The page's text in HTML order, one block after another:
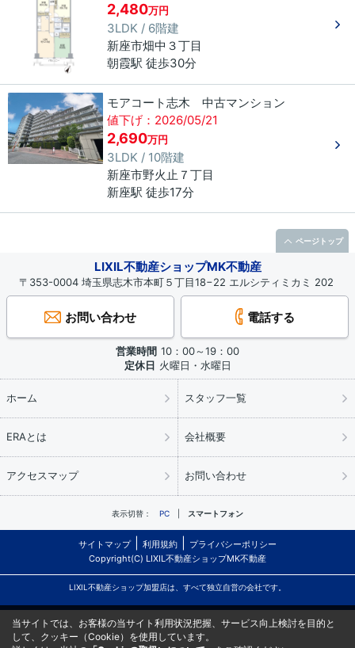
2,480万円
3LDK / 6階建
新座市畑中 ３丁目
朝霞駅 徒歩30分
モアコート志木 中古マンション
値下げ：2026/05/21
2,690万円
3LDK / 10階建
新座市野火止 ７丁目
新座駅 徒歩17分
LIXIL不動産ショップMK不動産
〒353-0004 埼玉県志木市本町５丁目18−22 エルシティミカミ 202
お問い合わせ 電話する
営業時間 10：00～19：00
定休日 火曜日・水曜日
ホーム スタッフ一覧
ERAとは 会社概要
アクセスマップ お問い合わせ
表示切替： PC スマートフォン
サイトマップ 利用規約
プライバシーポリシー
Copyright(C) LIXIL不動産ショップMK不動産
LIXIL不動産ショップ加盟店は、すべて独立自営の会社です。
ページトップ
当サイトでは、お客様の当サイト利用状況把握、サービス向上検討を目的と
して、クッキー（Cookie）を使用しています。